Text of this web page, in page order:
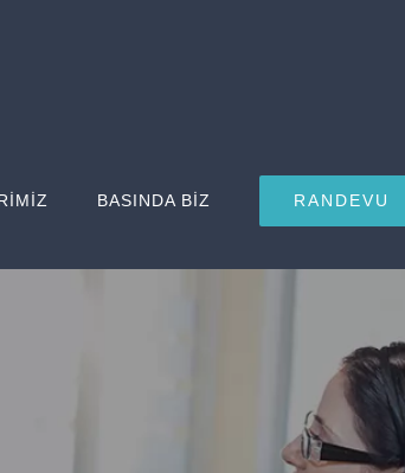
BASINDA BİZ RANDEVU